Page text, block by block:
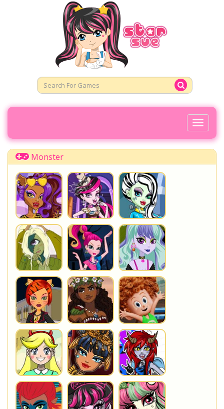
Toggle
Monster